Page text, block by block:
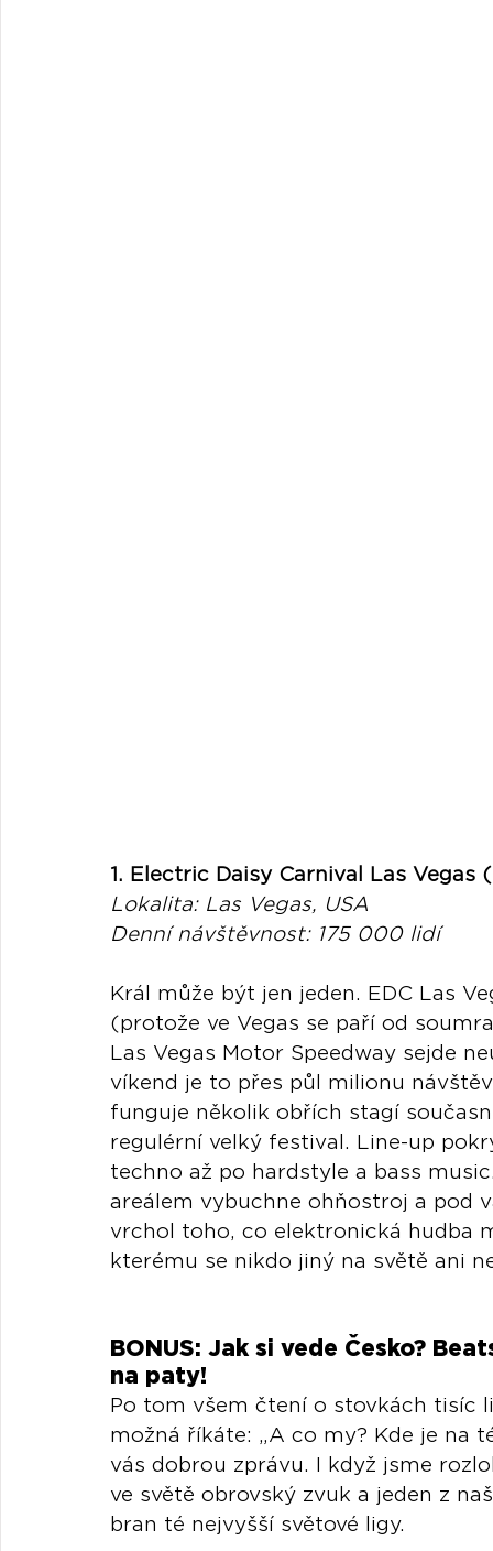
1. Electric Daisy Carnival Las Vegas
Lokalita: Las Vegas, USA
Denní návštěvnost: 175 000 lidí
Král může být jen jeden. EDC Las
(protože ve Vegas se paří od
Las Vegas Motor Speedway sejde
víkend je to přes půl milionu
funguje několik obřích stagí
regulérní velký festival. Line-up
techno až po hardstyle a bass
areálem vybuchne ohňostroj a pod
vrchol toho, co elektronická hudba
kterému se nikdo jiný na světě ani
BONUS: Jak si vede Česko?
na paty!
Po tom všem čtení o stovkách tisíc
možná říkáte: „A co my? Kde je na
vás dobrou zprávu. I když jsme
ve světě obrovský zvuk a jeden z
bran té nejvyšší světové ligy.